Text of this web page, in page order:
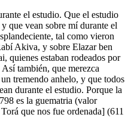
el estudio. Que el estudio
que vean sobre mí durante el
tal como vieron
Akiva, y sobre Elazar ben
quienes estaban rodeados por
también, que merezca
tremendo anhelo, y que todos
durante el estudio. Porque la
es la guematria (valor
que nos fue ordenada] (611